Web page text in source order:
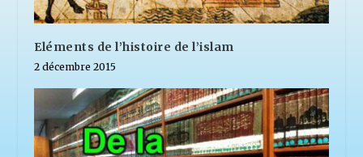
Eléments de l’histoire de l’islam
2 décembre 2015